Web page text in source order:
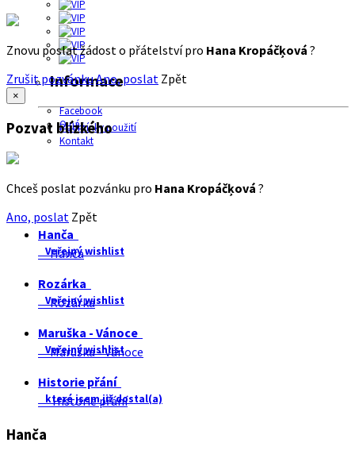
Informace
Facebook
O nás
Podmínky použití
Kontakt
Znovu poslat žádost o přátelství pro Hana Kropáčķová ?
Zrušit pozvánkuAno, poslat Zpět
×
Pozvat blízkého
Chceš poslat pozvánku pro Hana Kropáčķová ?
Ano, poslat Zpět
Hanča
Veřejný wishlist
Hanča
Rozárka
Veřejný wishlist
Rozárka
Maruška - Vánoce
Veřejný wishlist
Maruška - Vánoce
Historie přání
které jsem již dostal(a)
Historie přání
Hanča